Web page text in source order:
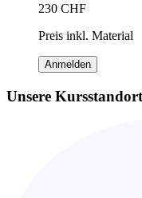
230 CHF
Preis inkl. Material
Anmelden
Unsere